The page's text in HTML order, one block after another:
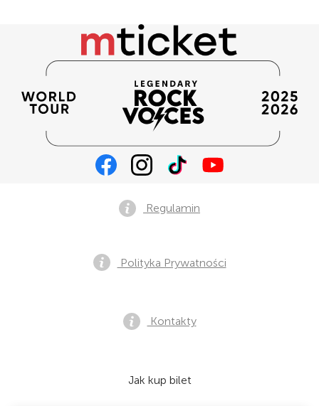
Regulamin
Polityka Prywatności
Kontakty
Jak kup bilet